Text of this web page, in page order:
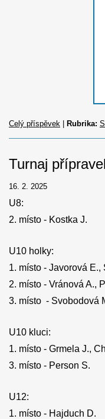
Celý příspěvek | Rubrika:
Turnaj
16. 2. 2025
U8:
2. místo - Kostka J.
U10 holky:
1. ‎místo - Javorová E.,
2. místo - Vránová A.,
3. místo - Svobodová
U10 kluci:
1. ‎místo - Grmela J.,
3. místo - Person S.
U12:
1. ‎místo - Hajduch D.